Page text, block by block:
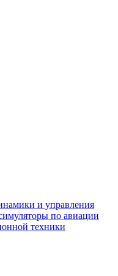
и управления
по авиации
техники